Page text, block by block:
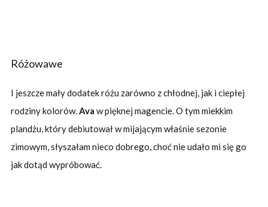
Różowawe
I jeszcze mały dodatek różu zarówno z chłodnej, jak i ciepłej
rodziny kolorów.Ava w pięknej magencie. O tym miekkim
plandżu, który debiutował w mijającym właśnie sezonie
zimowym, słyszałam nieco dobrego, choć nie udało mi się go
jak dotąd wypróbować.